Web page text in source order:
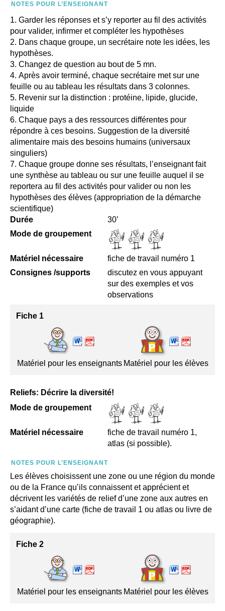
NOTES POUR L’ENSEIGNANT
Garder les réponses et s’y reporter au fil des activités
pour valider, infirmer et compléter les hypothèses
Dans chaque groupe, un secrétaire note les idées, les
hypothèses.
Changez de question au bout de 5 mn.
Après avoir terminé, chaque secrétaire met sur une
feuille ou au tableau les résultats dans 3 colonnes.
Revenir sur la distinction : protéine, lipide, glucide,
liquide
Chaque pays a des ressources différentes pour
répondre à ces besoins. Suggestion de la diversité
alimentaire mais des besoins humains (universaux
singuliers)
Chaque groupe donne ses résultats, l’enseignant fait
une synthèse au tableau ou sur une feuille auquel il se
reportera au fil des activités pour valider ou non les
hypothèses des élèves (appropriation de la démarche
scientifique)
Durée
30’
Mode de groupement
Matériel nécessaire
fiche de travail numéro 1
Consignes /supports
discutez en vous appuyant
sur des exemples et vos
observations
Fiche 1
Matériel pour les enseignants Matériel pour les élèves
Reliefs: Décrire la diversité!
Mode de groupement
Matériel nécessaire
fiche de travail numéro 1,
atlas (si possible).
NOTES POUR L’ENSEIGNANT
Les élèves choisissent une zone ou une région du monde
ou de la France qu’ils connaissent et apprécient et
décrivent les variétés de relief d’une zone aux autres en
s’aidant d’une carte (fiche de travail 1 ou atlas ou livre de
géographie).
Fiche 2
Matériel pour les enseignants Matériel pour les élèves